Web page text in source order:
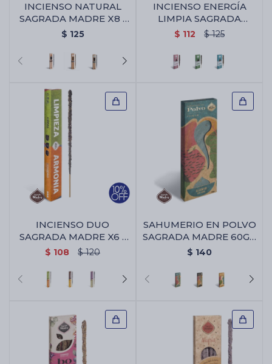
INCIENSO NATURAL
SAGRADA MADRE X8 -
Ambar
$ 125
INCIENSO ENERGÍA
LIMPIA SAGRADA
MADRE X4 - Sanar
$ 112 $ 125
INCIENSO DUO
SAGRADA MADRE X6 -
Limpieza/armonia
$ 108 $ 120
SAHUMERIO EN POLVO
SAGRADA MADRE 60GR
- Alcanfor/laurel
$ 140